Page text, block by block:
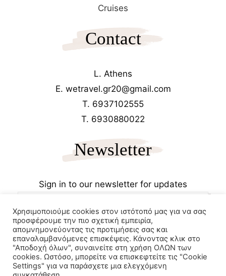
Cruises
Contact
L. Athens
E. wetravel.gr20@gmail.com
T. 6937102555
T. 6930880022
Newsletter
Sign in to our newsletter for updates
Copyrights 2025Wetravel.gr
Χρησιμοποιούμε cookies στον ιστότοπό μας για να σας
προσφέρουμε την πιο σχετική εμπειρία,
απομνημονεύοντας τις προτιμήσεις σας και
επαναλαμβανόμενες επισκέψεις. Κάνοντας κλικ στο
"Αποδοχή όλων", συναινείτε στη χρήση ΟΛΩΝ των
cookies. Ωστόσο, μπορείτε να επισκεφτείτε τις "Cookie
Settings" για να παράσχετε μια ελεγχόμενη